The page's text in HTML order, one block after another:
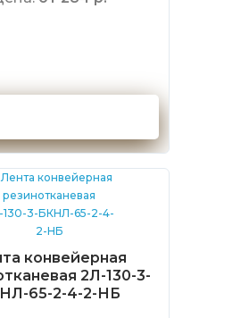
конвейерная
2Л-130-3-
65-2-4-2-НБ